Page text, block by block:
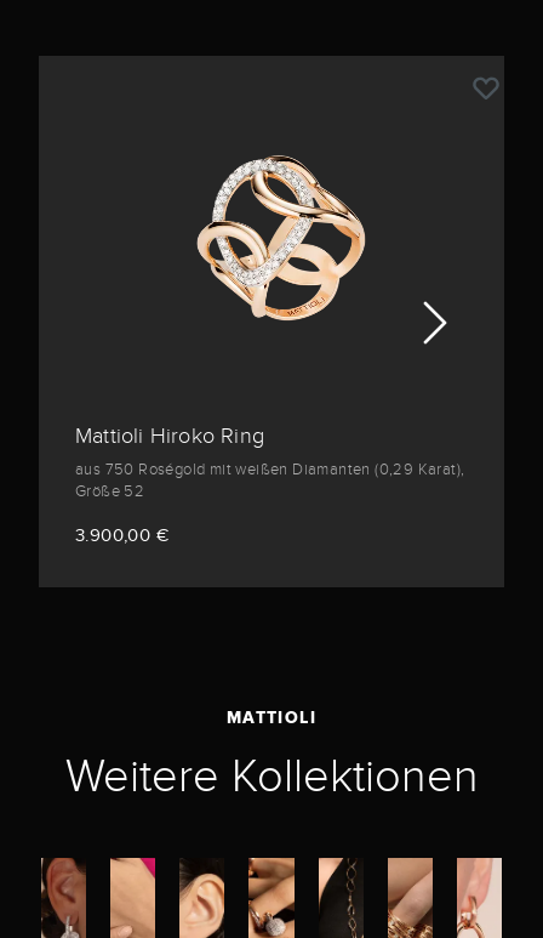
Mattioli Hiroko Ring
aus 750 Roségold mit weißen Diamanten (0,29 Karat),
Größe 52
3.900,00 €
MATTIOLI
Weitere Kollektionen